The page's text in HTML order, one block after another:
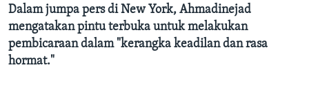
Navigasi
Utama
Lanjut
ke
DAFTAR PROGRAM
Learning English
Dalam jumpa pers di New York, Ahmadinejad
mengatakan pintu terbuka untuk melakukan
pembicaraan dalam "kerangka keadilan dan rasa
hormat."